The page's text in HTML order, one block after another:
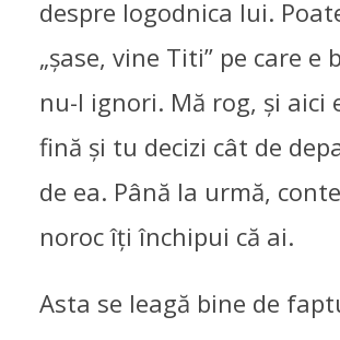
despre logodnica lui.
„șase, vine Titi” pe care e
nu-l ignori. Mă rog, și aici
fină și tu decizi cât de
de ea. Până la urmă,
noroc îți închipui că ai.
Asta se leagă bine de